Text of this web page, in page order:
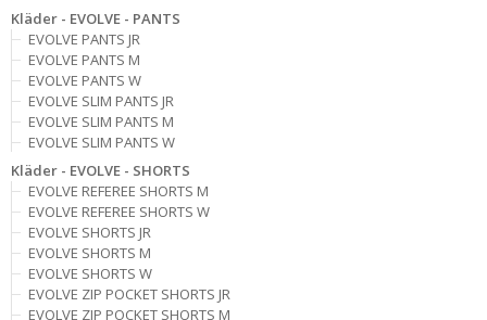
Kläder - EVOLVE - PANTS
EVOLVE PANTS JR
EVOLVE PANTS M
EVOLVE PANTS W
EVOLVE SLIM PANTS JR
EVOLVE SLIM PANTS M
EVOLVE SLIM PANTS W
Kläder - EVOLVE - SHORTS
EVOLVE REFEREE SHORTS M
EVOLVE REFEREE SHORTS W
EVOLVE SHORTS JR
EVOLVE SHORTS M
EVOLVE SHORTS W
EVOLVE ZIP POCKET SHORTS JR
EVOLVE ZIP POCKET SHORTS M